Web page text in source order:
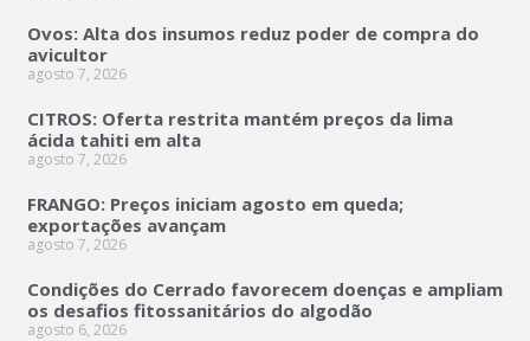
Ovos: Alta dos insumos reduz poder de compra do
avicultor
agosto 7, 2026
CITROS: Oferta restrita mantém preços da lima
ácida tahiti em alta
agosto 7, 2026
FRANGO: Preços iniciam agosto em queda;
exportações avançam
agosto 7, 2026
Condições do Cerrado favorecem doenças e ampliam
os desafios fitossanitários do algodão
agosto 6, 2026